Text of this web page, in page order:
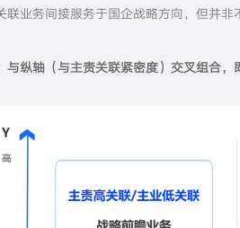
联业务间接服务于国企战略方向，但并
纵轴（与主责关联紧密度）交叉组合，